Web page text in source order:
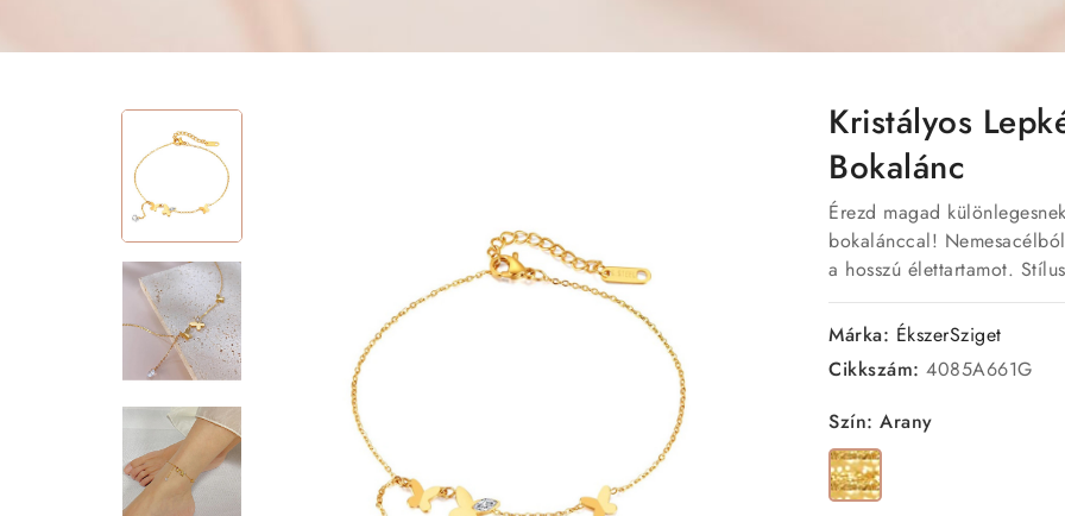
Kristályos
Bokalánc
Érezd magad
bokalánccal!
a hosszú élettartamot.
Márka: ÉkszerSziget
Cikkszám: 4085A661G
Szín: Arany
Arany